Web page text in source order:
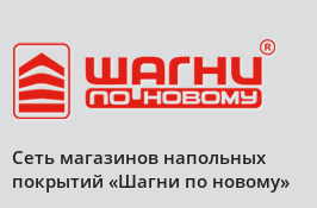
Сеть магазинов напольных
покрытий «Шагни по новому»